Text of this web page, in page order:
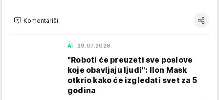
Komentariši
AI 29.07.2026.
"Roboti će preuzeti sve poslove
koje obavljaju ljudi": Ilon Mask
otkrio kako će izgledati svet za 5
godina